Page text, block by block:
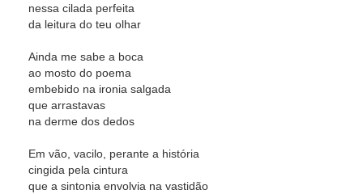
nessa cilada perfeita
da leitura do teu olhar
Ainda me sabe a boca
ao mosto do poema
embebido na ironia salgada
que arrastavas
na derme dos dedos
Em vão, vacilo, perante a história
cingida pela cintura
que a sintonia envolvia na vastidão